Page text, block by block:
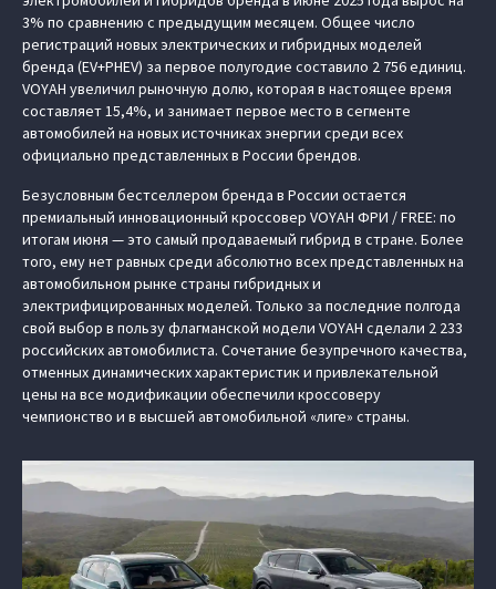
3% по сравнению с предыдущим месяцем. Общее число
регистраций новых электрических и гибридных моделей
бренда (EV+PHEV) за первое полугодие составило 2 756 единиц.
VOYAH увеличил рыночную долю, которая в настоящее время
составляет 15,4%, и занимает первое место в сегменте
автомобилей на новых источниках энергии среди всех
официально представленных в России брендов.
Безусловным бестселлером бренда в России остается
премиальный инновационный кроссовер VOYAH ФРИ / FREE: по
итогам июня — это самый продаваемый гибрид в стране. Более
того, ему нет равных среди абсолютно всех представленных на
автомобильном рынке страны гибридных и
электрифицированных моделей. Только за последние полгода
свой выбор в пользу флагманской модели VOYAH сделали 2 233
российских автомобилиста. Сочетание безупречного качества,
отменных динамических характеристик и привлекательной
цены на все модификации обеспечили кроссоверу
чемпионство и в высшей автомобильной «лиге» страны.